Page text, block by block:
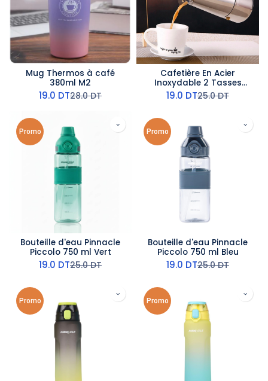
Mug Thermos à café
380ml M2
19.0 DT28.0DT
Cafetière En Acier
Inoxydable 2 Tasses
Argent
19.0 DT25.0DT
Promo
Bouteille d'eau Pinnacle
Piccolo 750 ml Vert
19.0 DT25.0DT
Promo
Bouteille d'eau Pinnacle
Piccolo 750 ml Bleu
19.0 DT25.0DT
Promo Promo